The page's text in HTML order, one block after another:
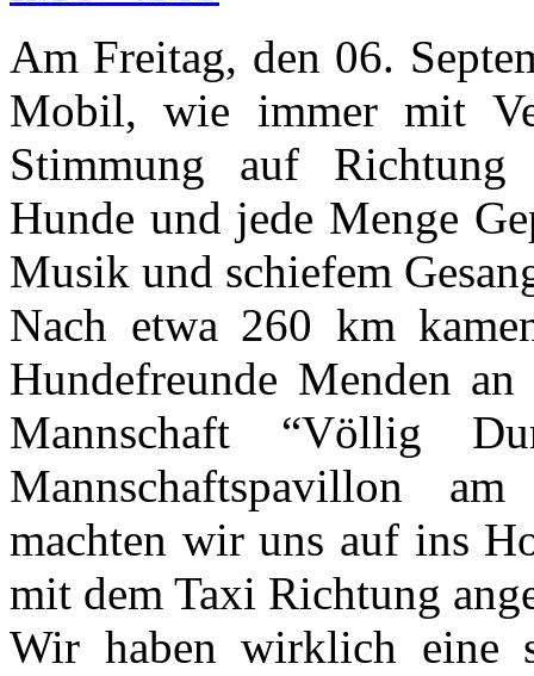
erläuft
sich
den
3.Platz
Am Freitag, den 06.
Mobil, wie immer mit
Stimmung auf
Hunde und jede Menge
Musik und schiefem
Nach etwa 260 km
Hundefreunde Menden
Mannschaft “Völlig
Mannschaftspavillon
machten wir uns auf ins
mit dem Taxi Richtung
Wir haben wirklich eine